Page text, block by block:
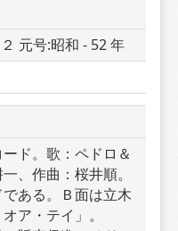
元号:昭和 - 52 年
ド。歌：ペドロ＆
、作曲：桜井順。
ある。Ｂ面は立木
オア・テイ」。